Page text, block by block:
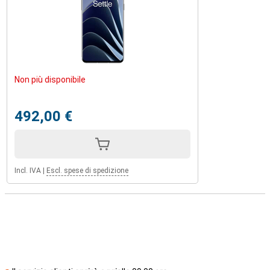
Non più disponibile
492,00 €
Incl. IVA | Escl. spese di spedizione